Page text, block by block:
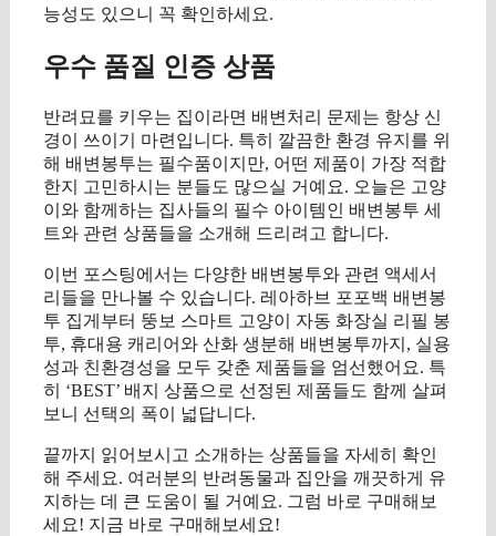
능성도 있으니 꼭 확인하세요.
우수 품질 인증 상품
반려묘를 키우는 집이라면 배변처리 문제는 항상 신
경이 쓰이기 마련입니다. 특히 깔끔한 환경 유지를 위
해 배변봉투는 필수품이지만, 어떤 제품이 가장 적합
한지 고민하시는 분들도 많으실 거예요. 오늘은 고양
이와 함께하는 집사들의 필수 아이템인 배변봉투 세
트와 관련 상품들을 소개해 드리려고 합니다.
이번 포스팅에서는 다양한 배변봉투와 관련 액세서
리들을 만나볼 수 있습니다. 레아하브 포포백 배변봉
투 집게부터 뚱보 스마트 고양이 자동 화장실 리필 봉
투, 휴대용 캐리어와 산화 생분해 배변봉투까지, 실용
성과 친환경성을 모두 갖춘 제품들을 엄선했어요. 특
히 ‘BEST’ 배지 상품으로 선정된 제품들도 함께 살펴
보니 선택의 폭이 넓답니다.
끝까지 읽어보시고 소개하는 상품들을 자세히 확인
해 주세요. 여러분의 반려동물과 집안을 깨끗하게 유
지하는 데 큰 도움이 될 거예요. 그럼 바로 구매해보
세요! 지금 바로 구매해보세요!